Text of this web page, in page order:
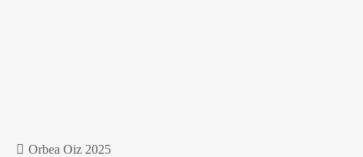
Orbea Oiz 2025